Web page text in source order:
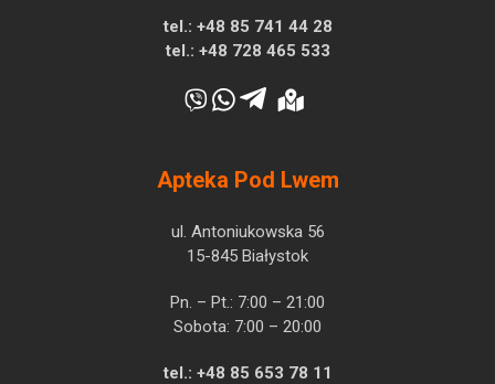
tel.: +48 85 741 44 28
tel.: +48 728 465 533
Apteka Pod Lwem
ul. Antoniukowska 56
15-845 Białystok
Pn. – Pt.: 7:00 – 21:00
Sobota: 7:00 – 20:00
tel.: +48 85 653 78 11